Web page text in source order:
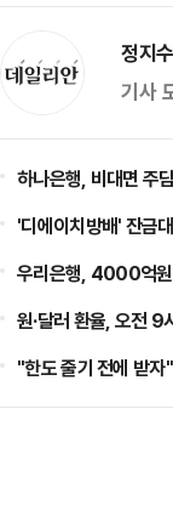
정지
기사
하나은행, 비대면 주
'디에이치방배' 잔금
우리은행, 4000억원
원·달러 환율, 오전
"한도 줄기 전에 받